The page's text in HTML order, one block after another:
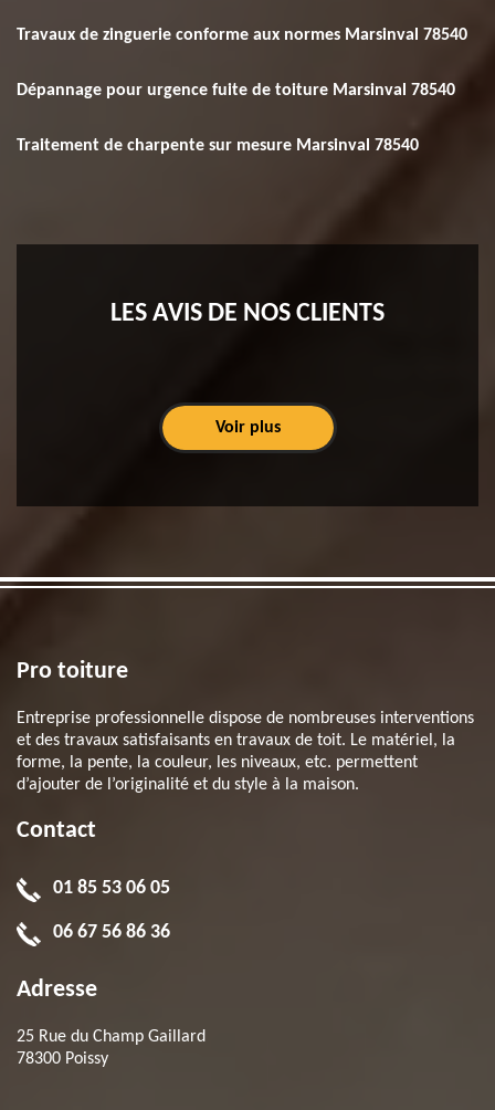
Travaux de zinguerie conforme aux normes Marsinval 78540
Dépannage pour urgence fuite de toiture Marsinval 78540
Traitement de charpente sur mesure Marsinval 78540
LES AVIS DE NOS CLIENTS
Voir plus
Pro toiture
Entreprise professionnelle dispose de nombreuses interventions
et des travaux satisfaisants en travaux de toit. Le matériel, la
forme, la pente, la couleur, les niveaux, etc. permettent
d’ajouter de l’originalité et du style à la maison.
Contact
01 85 53 06 05
06 67 56 86 36
Adresse
25 Rue du Champ Gaillard
78300 Poissy